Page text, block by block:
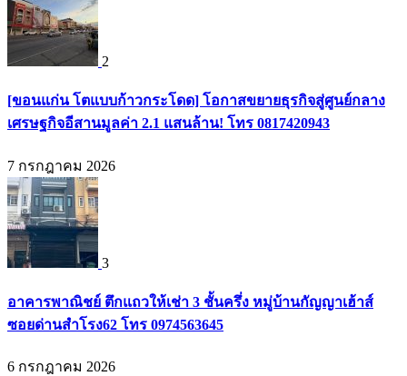
2
[ขอนแก่น โตแบบก้าวกระโดด] โอกาสขยายธุรกิจสู่ศูนย์กลาง
เศรษฐกิจอีสานมูลค่า 2.1 แสนล้าน! โทร 0817420943
7 กรกฎาคม 2026
3
อาคารพาณิชย์ ตึกแถวให้เช่า 3 ชั้นครึ่ง หมู่บ้านกัญญาเฮ้าส์
ซอยด่านสำโรง62 โทร 0974563645
6 กรกฎาคม 2026